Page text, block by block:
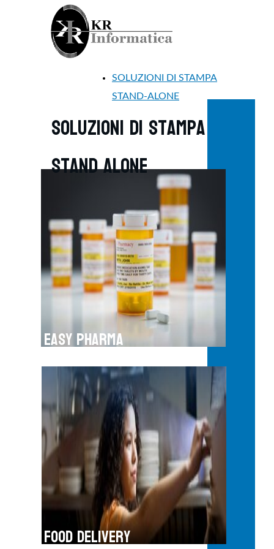
SOLUZIONI DI STAMPA
STAND-ALONE
soluzioni di stampa
stand alone
easy pharma
food delivery